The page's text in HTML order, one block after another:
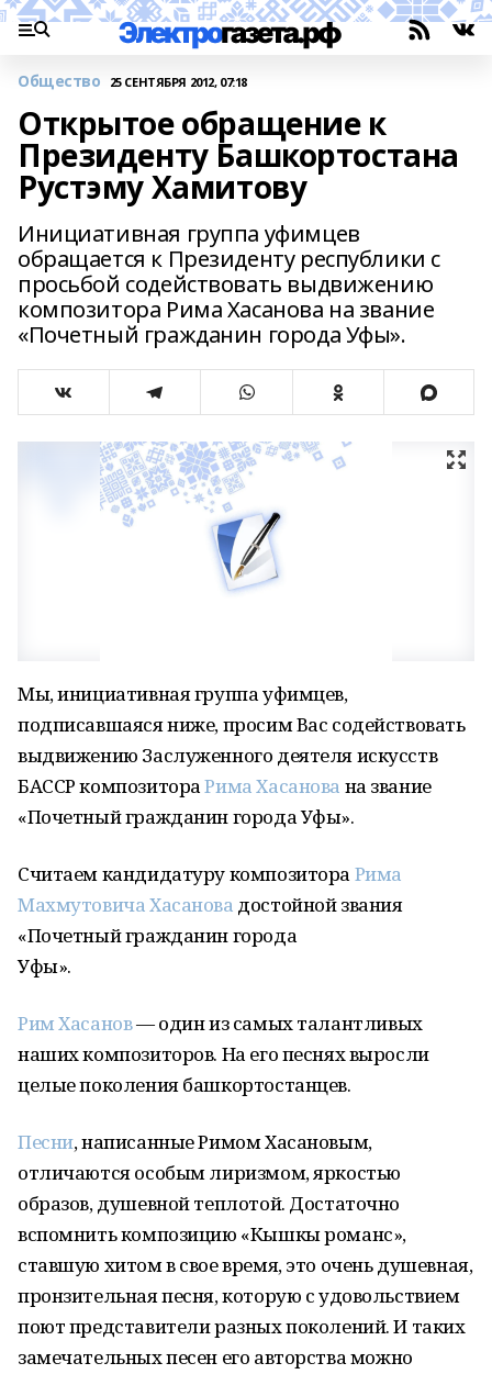
Общество 25 СЕНТЯБРЯ 2012, 07:18
Открытое обращение к
Президенту Башкортостана
Рустэму Хамитову
Инициативная группа уфимцев
обращается к Президенту республики с
просьбой содействовать выдвижению
композитора Рима Хасанова на звание
«Почетный гражданин города Уфы».
Мы, инициативная группа уфимцев,
подписавшаяся ниже, просим Вас содействовать
выдвижению Заслуженного деятеля искусств
БАССР композитораРима Хасанова на звание
«Почетный гражданин города Уфы».
Считаем кандидатуру композитора Рима
Махмутовича Хасанова достойной звания
«Почетный гражданин города
Уфы».
Рим Хасанов—один из самых талантливых
нашихкомпозиторов. На его песнях выросли
целые поколения башкортостанцев.
Песни, написанные Римом Хасановым,
отличаются особым лиризмом, яркостью
образов, душевной теплотой. Достаточно
вспомнить композицию «Кышкы романс»,
ставшую хитом в свое время, это очень душевная,
пронзительная песня, которую с удовольствием
поют представители разных поколений. И таких
замечательных песен его авторстваможно